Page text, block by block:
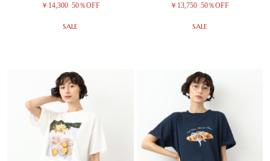
￥14,300 50％OFF
SALE
￥13,750 50％OFF
SALE